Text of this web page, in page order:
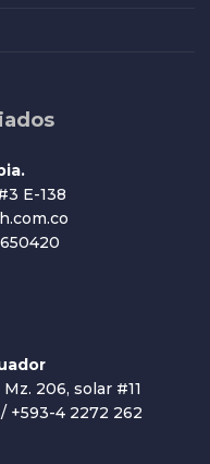
E-138
206, solar #11
+593-4 2272 262